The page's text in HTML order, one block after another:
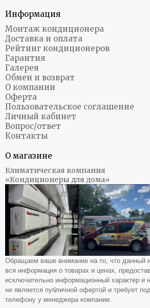
Информация
Монтаж кондиционера
Доставка и оплата
Рейтинг кондиционеров
Гарантия
Галерея
Обмен и возврат
О компании
Оферта
Пользовательское соглашение
Личный кабинет
Вопрос/ответ
Контакты
О магазине
Климатическая компания
«Кондиционеры для дома»
Обращаем ваше внимание на то, что данный
вся информация о товарах и ценах,
исключительно информационный характер и
не является публичной офертой и требует
телефону у менеджера компании.